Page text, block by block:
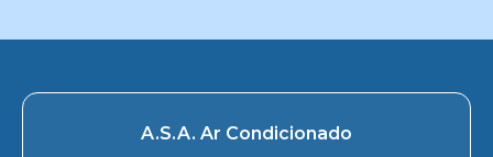
A.S.A. Ar Condicionado